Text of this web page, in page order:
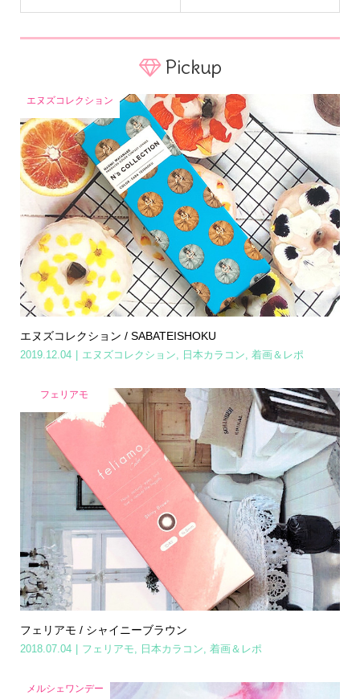
Pickup
エヌズコレクション
エヌズコレクション / SABATEISHOKU
2019.12.04 エヌズコレクション 日本カラコン 着画＆レポ
フェリアモ
フェリアモ / シャイニーブラウン
2018.07.04 フェリアモ 日本カラコン 着画＆レポ
メルシェワンデー